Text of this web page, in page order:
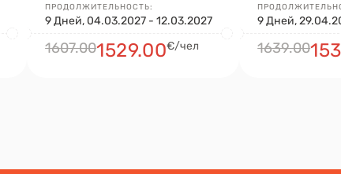
ПРОДОЛЖИТЕЛЬНОСТЬ:
9 Дней, 04.03.2027 - 12.03.2027
1607.001529.00€/чел
9 Дней,
1639.00